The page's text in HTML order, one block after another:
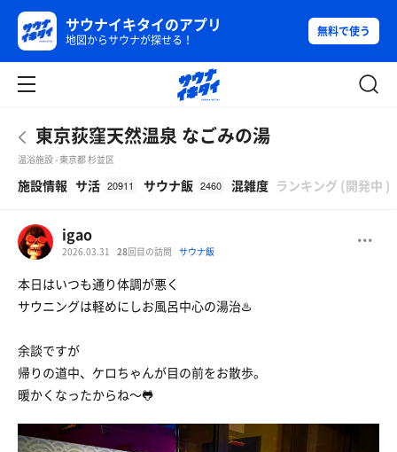
サウナイキタイのアプリ
地図からサウナが探せる！
無料で使う
東京荻窪天然温泉 なごみの湯
温浴施設 - 東京都 杉並区
施設情報 サ活 20911 サウナ飯 2460 混雑度 ランキング (開発中 )
igao
2026.03.31 28回目の訪問 サウナ飯
本日はいつも通り体調が悪く
サウニングは軽めにしお風呂中心の湯治♨️
余談ですが
帰りの道中、ケロちゃんが目の前をお散歩。
暖かくなったからね〜🐸